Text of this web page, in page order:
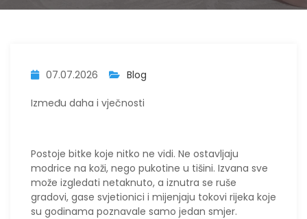
07.07.2026 Blog
Između daha i vječnosti
Postoje bitke koje nitko ne vidi. Ne ostavljaju
modrice na koži, nego pukotine u tišini. Izvana sve
može izgledati netaknuto, a iznutra se ruše
gradovi, gase svjetionici i mijenjaju tokovi rijeka koje
su godinama poznavale samo jedan smjer.